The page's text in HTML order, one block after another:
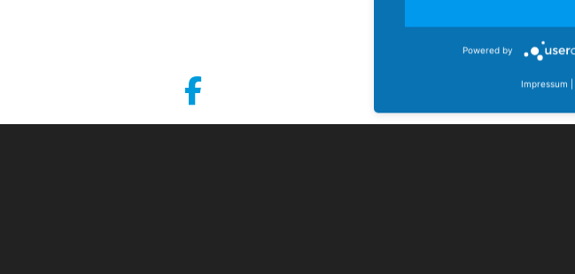
Powered by
Impressum